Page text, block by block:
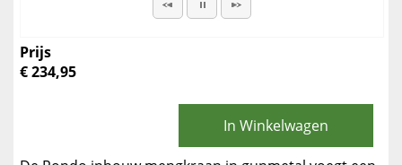
Prijs
€ 234,95
In Winkelwagen